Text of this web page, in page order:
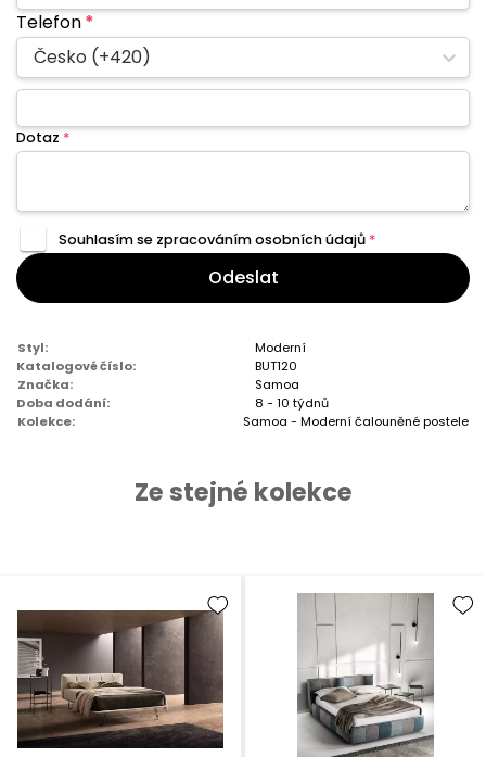
Telefon*
Česko (+420)
Dotaz *
Souhlasím se zpracovánímosobních údajů *
Odeslat
Styl:
Moderní
Katalogové číslo:
BUT120
Značka:
Samoa
Doba dodání:
8 - 10 týdnů
Kolekce:
Samoa - Moderní čalouněné postele
Ze stejné kolekce